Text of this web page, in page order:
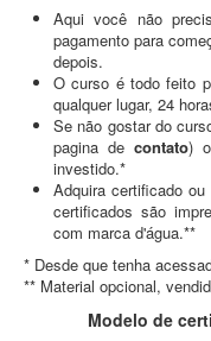
Aqui você não
pagamento para
depois.
O curso é todo feito
qualquer lugar, 24
Se não gostar do
pagina de contato)
investido.*
Adquira certificado
certificados são
com marca d'água.**
* Desde que tenha
** Material opcional,
Modelo de